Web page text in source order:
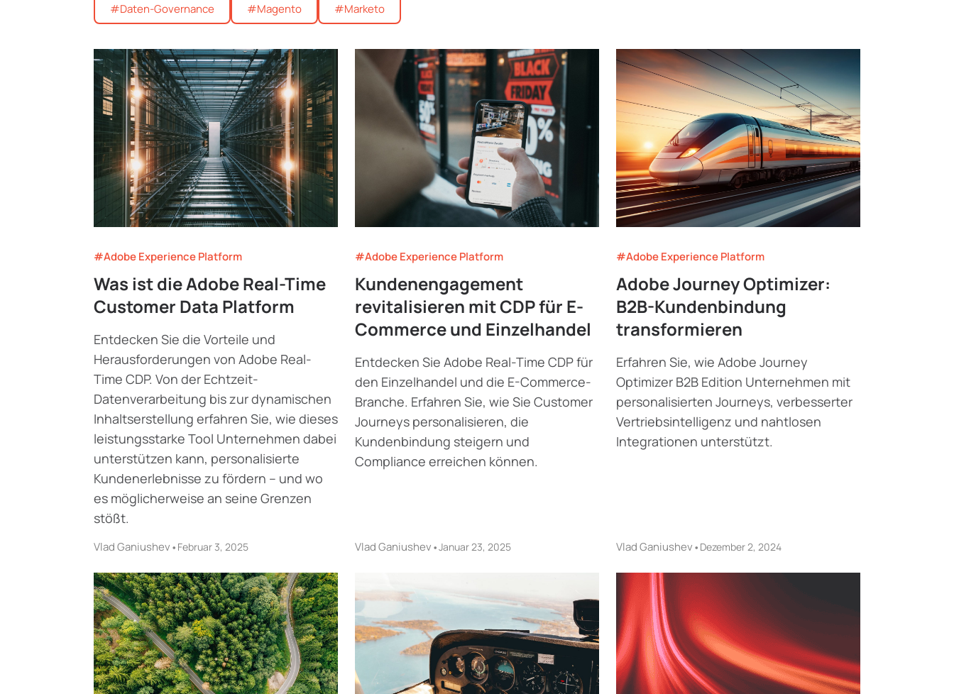
#Daten-Governance #Magento #Marketo
#Adobe Experience Platform
Was ist die Adobe Real-Time
Customer Data Platform
Entdecken Sie die Vorteile und
Herausforderungen von Adobe Real-
Time CDP. Von der Echtzeit-
Datenverarbeitung bis zur dynamischen
Inhaltserstellung erfahren Sie, wie dieses
leistungsstarke Tool Unternehmen dabei
unterstützen kann, personalisierte
Kundenerlebnisse zu fördern – und wo
es möglicherweise an seine Grenzen
stößt.
Vlad Ganiushev• Februar 3, 2025
#Adobe Experience Platform
Kundenengagement
revitalisieren mit CDP für E-
Commerce und Einzelhandel
Entdecken Sie Adobe Real-Time CDP für
den Einzelhandel und die E-Commerce-
Branche. Erfahren Sie, wie Sie Customer
Journeys personalisieren, die
Kundenbindung steigern und
Compliance erreichen können.
Vlad Ganiushev•Januar 23, 2025
#Adobe Experience Platform
Adobe Journey Optimizer:
B2B-Kundenbindung
transformieren
Erfahren Sie, wie Adobe Journey
Optimizer B2B Edition Unternehmen mit
personalisierten Journeys, verbesserter
Vertriebsintelligenz und nahtlosen
Integrationen unterstützt.
Vlad Ganiushev• Dezember 2, 2024